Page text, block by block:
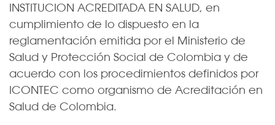
INSTITUCION ACREDITADA EN SALUD, en
cumplimiento de lo dispuesto en la
reglamentación emitida por el Ministerio de
Salud y Protección Social de Colombia y de
acuerdo con los procedimientos definidos por
ICONTEC como organismo de Acreditación en
Salud de Colombia.